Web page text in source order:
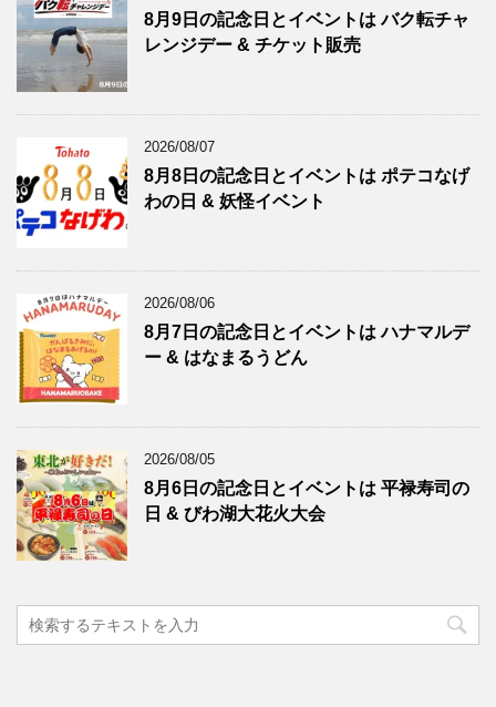
8月9日の記念日とイベントは バク転チャ
レンジデー & チケット販売
2026/08/07
8月8日の記念日とイベントは ポテコなげ
わの日 & 妖怪イベント
2026/08/06
8月7日の記念日とイベントは ハナマルデ
ー & はなまるうどん
2026/08/05
8月6日の記念日とイベントは 平禄寿司の
日 & びわ湖大花火大会